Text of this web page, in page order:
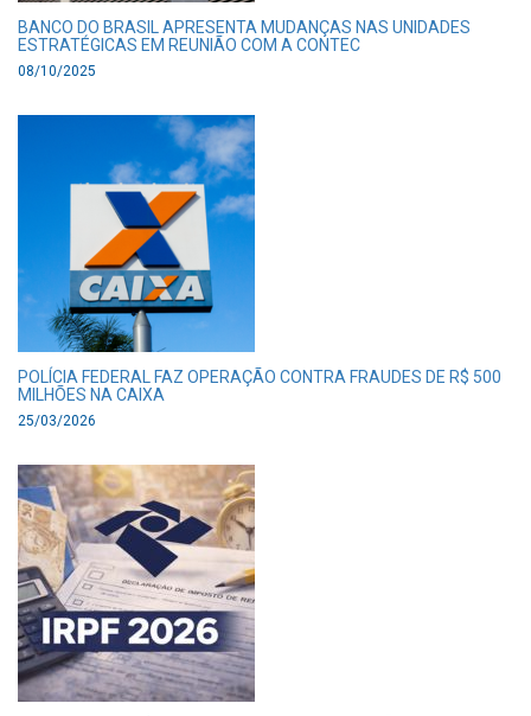
BANCO DO BRASIL APRESENTA MUDANÇAS NAS UNIDADES
ESTRATÉGICAS EM REUNIÃO COM A CONTEC
08/10/2025
POLÍCIA FEDERAL FAZ OPERAÇÃO CONTRA FRAUDES DE R$ 500
MILHÕES NA CAIXA
25/03/2026